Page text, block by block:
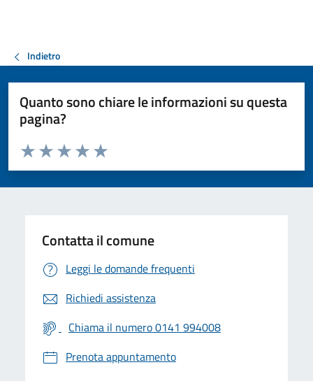
Indietro
Quanto sono chiare le informazioni su questa
pagina?
Valuta da 1 a 5 stelle la pagina
Valuta 5 stelle su 5
Valuta 4 stelle su 5
Valuta 3 stelle su 5
Valuta 2 stelle su 5
Valuta 1 stelle su 5
Contatta il comune
Leggi le domande frequenti
Richiedi assistenza
Chiama il numero 0141 994008
Prenota appuntamento